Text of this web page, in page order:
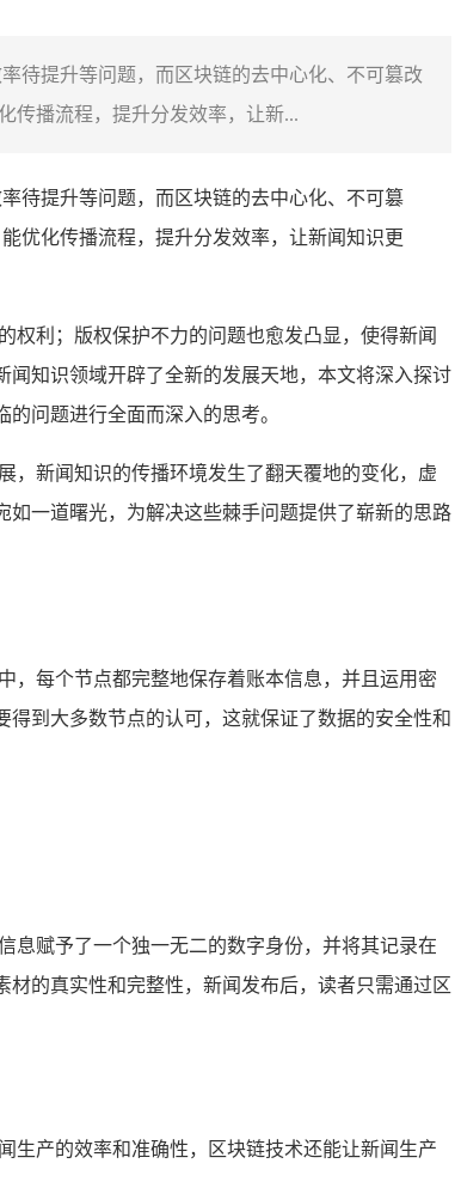
待提升等问题，而区块链的去中心化、不可篡改
传播流程，提升分发效率，让新...
待提升等问题，而区块链的去中心化、不可篡
优化传播流程，提升分发效率，让新闻知识更
权利；版权保护不力的问题也愈发凸显，使得新闻
知识领域开辟了全新的发展天地，本文将深入探讨
问题进行全面而深入的思考。
，新闻知识的传播环境发生了翻天覆地的变化，虚
一道曙光，为解决这些棘手问题提供了崭新的思路
，每个节点都完整地保存着账本信息，并且运用密
到大多数节点的认可，这就保证了数据的安全性和
息赋予了一个独一无二的数字身份，并将其记录在
的真实性和完整性，新闻发布后，读者只需通过区
生产的效率和准确性，区块链技术还能让新闻生产